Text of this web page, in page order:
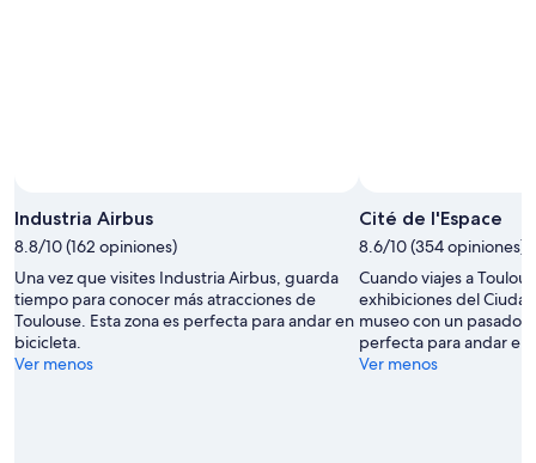
Industria Airbus
8.8/10 (162 opiniones)
Una vez que visites Industria Airbus, guarda
tiempo para conocer más atracciones de
Toulouse. Esta zona es perfecta para andar en
bicicleta.
Ver menos
Cité de l'Espace
8.6/10 (354 opiniones)
Cuando viajes a
exhibiciones del
museo con un pasado
perfecta para andar en
Ver menos